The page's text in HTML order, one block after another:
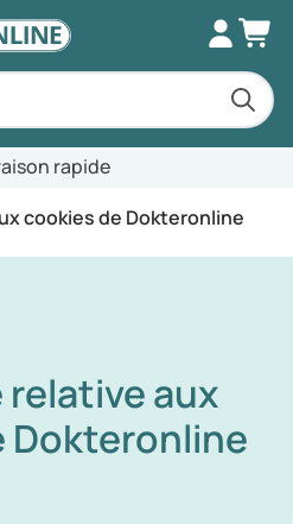
rapide
cookies de Dokteronline
aux
Dokteronline